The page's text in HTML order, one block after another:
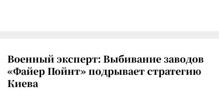
Военный эксперт: Выбивание заводов
«Файер Пойнт» подрывает стратегию
Киева